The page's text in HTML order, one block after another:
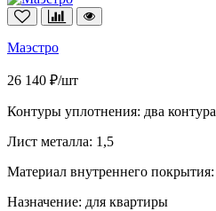
Маэстро
26 140 ₽/шт
Контуры уплотнения: два контура
Лист металла: 1,5
Материал внутреннего покрытия:
Назначение: для квартиры